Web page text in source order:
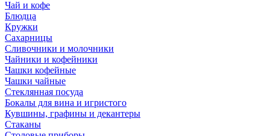
Чай и кофе
Блюдца
Кружки
Сахарницы
Сливочники и молочники
Чайники и кофейники
Чашки кофейные
Чашки чайные
Стеклянная посуда
Бокалы для вина и игристого
Кувшины, графины и декантеры
Стаканы